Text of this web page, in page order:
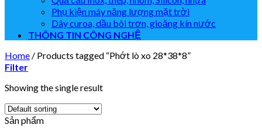
Phụ kiện máy năng lượng mặt trời
Dây curoa, dầu bôi trơn, gioăng kín nước
THÔNG TIN CÔNG NGHỆ
Home / Products tagged “Phớt lò xo 28*38*8”
Filter
Showing the single result
Sản phẩm